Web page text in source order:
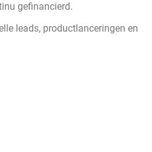
gefinancierd.
leads, productlanceringen en